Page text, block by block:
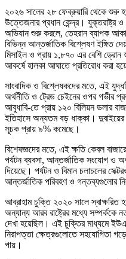
২০২৬ সালের ২৮ ফেব্রুয়ারি থেকে শুরু
উত্তেজনার প্রধান কেন্দ্র। যুক্তরাষ্ট্র ও
অভিযান শুরু করলে, তেহরান ব্যাপক আকারে
বিভিন্ন আন্তর্জাতিক বিশ্লেষণ ইঙ্গিত
মিসাইল ও প্রায় ১,৮৭০ এর বেশি ড্রোন
আকর্ষে হালকা আঘাতে প্রতিরোধ করা
সাংবাদিক ও বিশ্লেষকদের মতে, এই
অর্থনীতি ও ট্রেড চেইনের ওপর গভীর
আবুধাবি‑তে প্রায় ১২০ বিলিয়ন ডলার
ইতিহাসে অন্যতম বড় ধাক্কা।
সূচক প্রায় ৯% কমেছে।
বিশেষজ্ঞদের মতে, এই ক্ষতি কেবল
পর্যটন ব্যবসা, আন্তর্জাতিক সংযোগ ও
দিয়েছে। পর্যটন ও বিমান চলাচলের
আন্তর্জাতিক পরিবহণ ও গন্তব্যগুলোর
আব্রাহাম চুক্তি ২০২০ সালে
অন্যান্য আরব রাষ্ট্রের মধ্যে সম্পর্ককে
দেখা হয়েছিল। এই চুক্তির মাধ্যমে
নিরাপত্তা ক্ষেত্রগুলোতে সহযোগিতা
পায়।